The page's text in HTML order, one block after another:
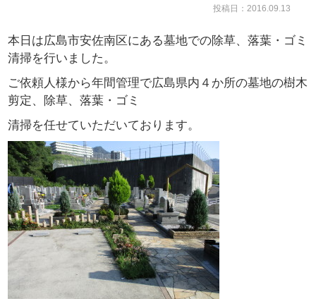
投稿日：2016.09.13
本日は広島市安佐南区にある墓地での除草、落葉・ゴミ
清掃を行いました。
ご依頼人様から年間管理で広島県内４か所の墓地の樹木
剪定、除草、落葉・ゴミ
清掃を任せていただいております。